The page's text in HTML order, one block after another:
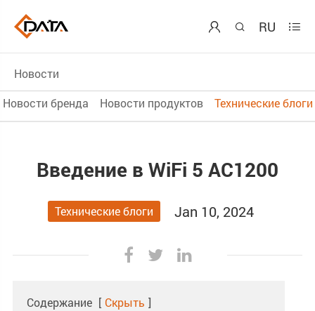
  RU 
Новости
Новости бренда
Новости продуктов Технические блоги
Введение в WiFi 5 AC1200
Технические блоги Jan 10, 2024
Содержание [ Скрыть ]